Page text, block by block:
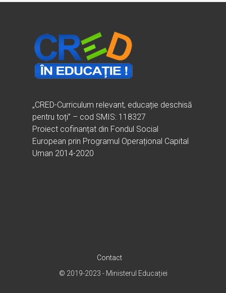
„CRED-Curriculum relevant, educație deschisă
pentru toți” – cod SMIS: 118327
Proiect cofinanțat din Fondul Social
European prin Programul Operațional Capital
Uman 2014-2020
Contact
© 2019-2023 - Ministerul Educației